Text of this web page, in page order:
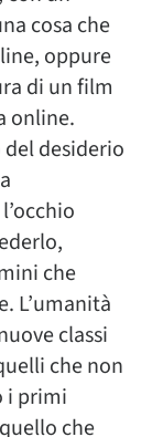
cosa che
oppure
di un film
online.
del desiderio
che
L’umanità
classi
che non
i primi
che